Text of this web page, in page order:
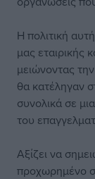
Η πολιτική
μας εταιρικής
μειώνοντας
θα κατέληγαν
συνολικά σε
του
Αξίζει να
προχωρημένο